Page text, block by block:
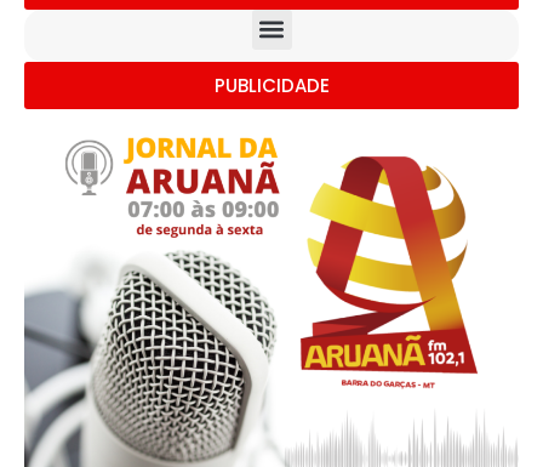
PUBLICIDADE